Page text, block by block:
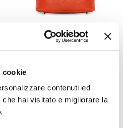
cookie
contenuti ed
hai visitato e migliorare la
ROSEMARY SMALL Bauletto In
Pelle Doppio Comparto Con
Arancione
€119,00 €83,30